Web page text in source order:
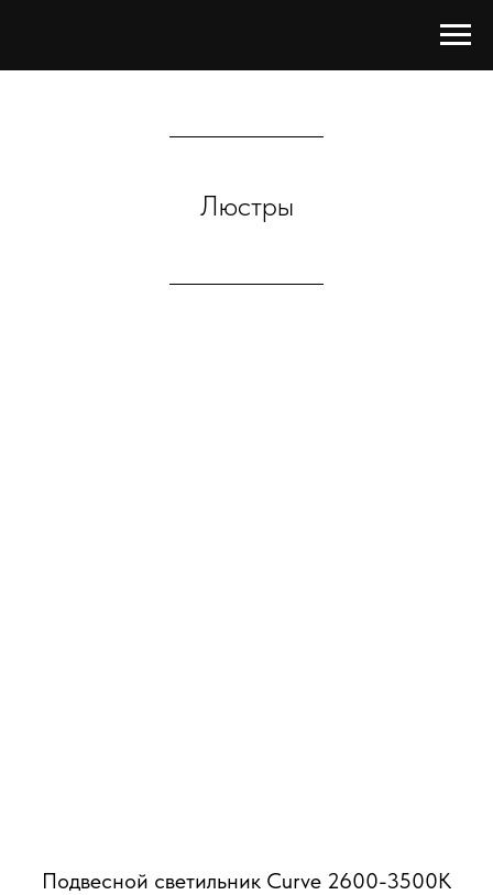
Люстры
Подвесной светильник Curve 2600-3500К